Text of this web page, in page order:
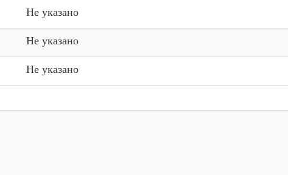
Не указано
Не указано
Не указано